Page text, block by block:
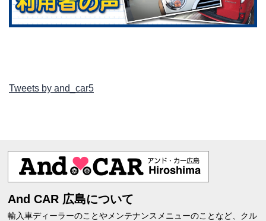
Tweets by and_car5
And CAR 広島について
輸入車ディーラーのことやメンテナンスメニューのことなど、クル